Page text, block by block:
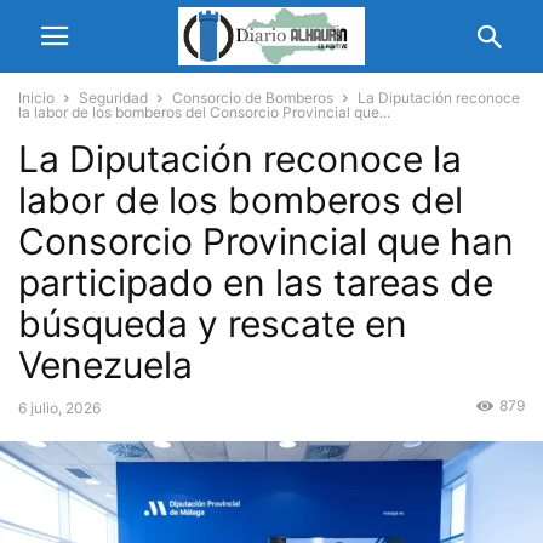
Inicio Seguridad Consorcio de Bomberos
La Diputación reconoce
la labor de los bomberos del Consorcio Provincial que...
La Diputación reconoce la
labor de los bomberos del
Consorcio Provincial que han
participado en las tareas de
búsqueda y rescate en
Venezuela
6 julio, 2026 879